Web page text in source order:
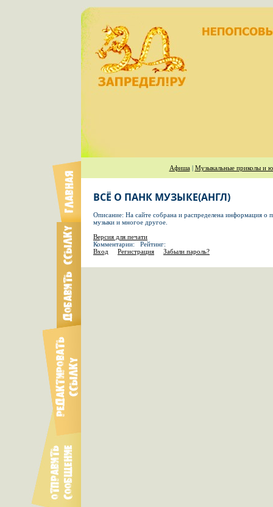
Афиша| Музыкальные приколы и
ВСЁ О ПАНК МУЗЫКЕ(АНГЛ)
Описание: На сайте собрана и распределена информация
музыки и многое другое.
Версия для печати
Комментарии: Рейтинг:
Вход
Регистрация Забыли пароль?